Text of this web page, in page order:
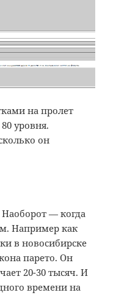
на пролет
уровня.
он
— когда
Например как
в новосибирске
парето. Он
20-30 тысяч. И
времени на